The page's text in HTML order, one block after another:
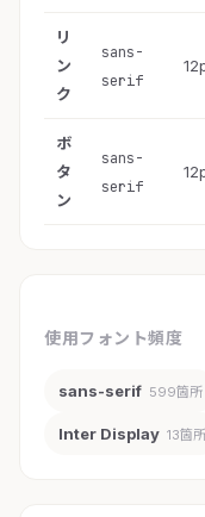
リ
ン
ク
sans-
serif
ボ
タ
ン
sans-
serif
使用フォント頻度
sans-serif 599箇所
Inter Display 13箇所